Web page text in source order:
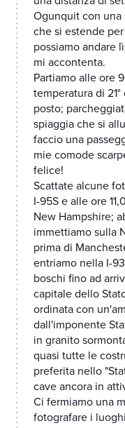
Ogunquit con una
che si estende
possiamo andare
mi accontenta.
Partiamo alle ore
temperatura di
posto;
spiaggia che si
faccio una
mie comode
felice!
Scattate alcune
I-95S e alle ore
New Hampshire;
immettiamo sulla
prima di
entriamo nella I-
boschi fino ad
capitale dello
ordinata con
dall'imponente
in granito
quasi tutte le
preferita nello
cave ancora in
Ci fermiamo una
fotografare i